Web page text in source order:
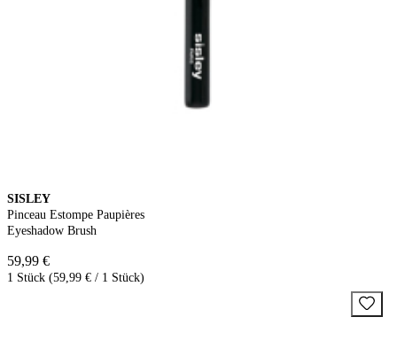
SISLEY
Pinceau Estompe Paupières
Eyeshadow Brush
59,99 €
1 Stück (59,99 € / 1 Stück)